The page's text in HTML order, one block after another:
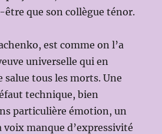
que son collègue ténor.
est comme on l’a
universelle qui en
tous les morts. Une
technique, bien
particulière émotion, un
voix manque d’expressivité